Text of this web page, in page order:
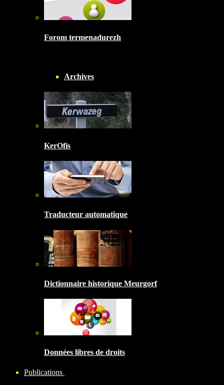
Forom termenadurezh
Archives
KerOfis
Traducteur automatique
Dictionnaire historique Meurgorf
Données libres de droits
Publications